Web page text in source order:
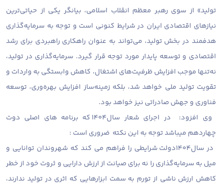
تولید» از سوی رهبر معظم انقلاب اسلامی، بیانگر یکی از حیاتی‌ترین
نیازهای اقتصادی ایران در شرایط کنونی است و توجه به سرمایه‌گذاری
هدفمند در بخش تولید، می‌تواند به عنوان راهکاری راهبردی برای رشد
اقتصادی و توسعه پایدار مورد توجه قرار گیرد. سرمایه‌گذاری در تولید،
نه‌تنها موجب افزایش ظرفیت‌های اشتغال، کاهش وابستگی به واردات و
تقویت تولید ملی خواهد شد، بلکه زمینه‌ساز افزایش بهره‌وری، توسعه
فناوری و جهش صادراتی نیز خواهد بود.
وی افزود: در اجرای شعار سال۱۴۰۴ که برنامه های اصلی دوت
چهاردهم میباشد توجه به این نکته ضروری است :
در سال۱۴۰۴دولت شرایطی را فراهم می کند که شهروندان توانایی و
میل به سرمایه‌گذاری را نه برای صیانت از ارزش دارایی و ثروت خود از خطر
کاهش ارزش ناشی از تورم به سمت ابزارهایی که اثری در تولید ندارند،